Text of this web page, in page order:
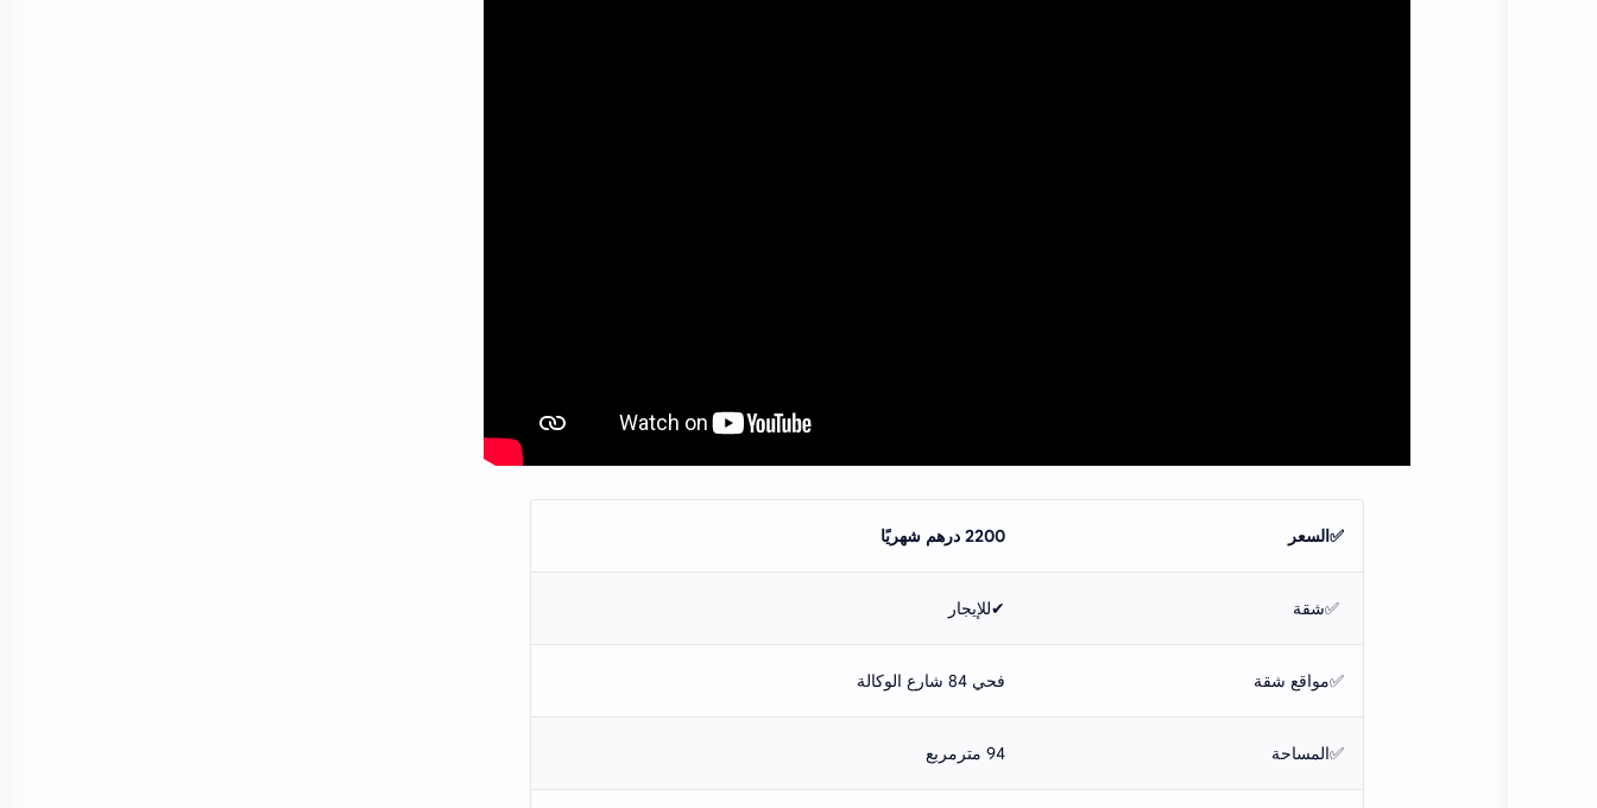
✅السعر 2200 ‎درهم شهريًا
✅شقة ✔للإيجار
✅مواقع شقة فحي 84 شارع الوكالة
✅المساحة 94 مترمربع